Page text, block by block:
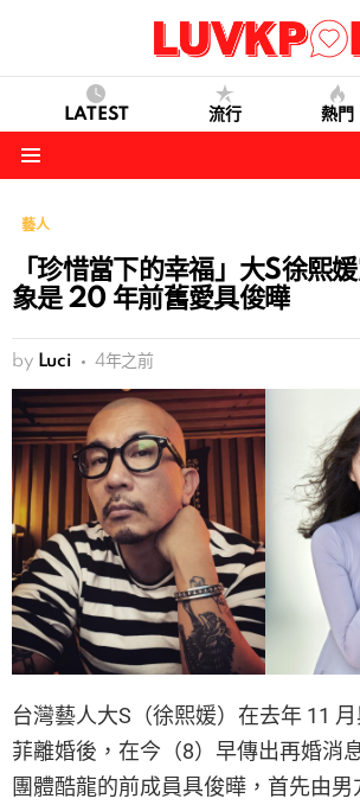
LATEST 流行 熱門
藝人
「珍惜當下的幸福」大S徐熙
象是 20 年前舊愛具俊曄
by Luci 4年之前
台灣藝人大S（徐熙媛）在去年 11
菲離婚後，在今（8）早傳出再婚消
團體酷龍的前成員具俊曄，首先由男